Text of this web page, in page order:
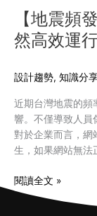
【地震頻
然高效運
設計趨勢, 知識分
近期台灣地震的頻
響。不僅導致人員
對於企業而言，網
生，如果網站無法
然
效
行?
閱讀全文 »